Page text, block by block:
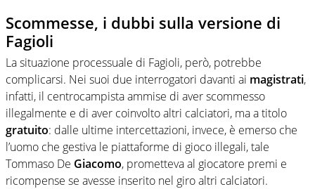
Scommesse, i dubbi sulla versione di
Fagioli
La situazione processuale di Fagioli, però, potrebbe
complicarsi. Nei suoi due interrogatori davanti ai magistrati,
infatti, il centrocampista ammise di aver scommesso
illegalmente e di aver coinvolto altri calciatori, ma a titolo
gratuito: dalle ultime intercettazioni, invece, è emerso che
l’uomo che gestiva le piattaforme di gioco illegali, tale
Tommaso De Giacomo, prometteva al giocatore premi e
ricompense se avesse inserito nel giro altri calciatori.